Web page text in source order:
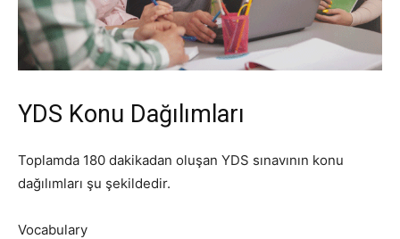
YDS Konu Dağılımları
Toplamda 180 dakikadan oluşan YDS sınavının konu
dağılımları şu şekildedir.
Vocabulary